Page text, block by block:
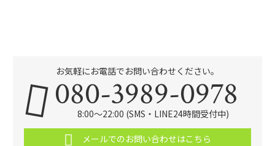
お気軽にお電話でお問い合わせください。
080-3989-0978
8:00～22:00 (SMS・LINE24時間受付中)
メールでのお問い合わせはこちら